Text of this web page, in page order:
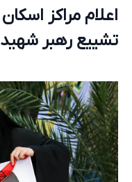
اعلام مراکز
تشییع رهبر